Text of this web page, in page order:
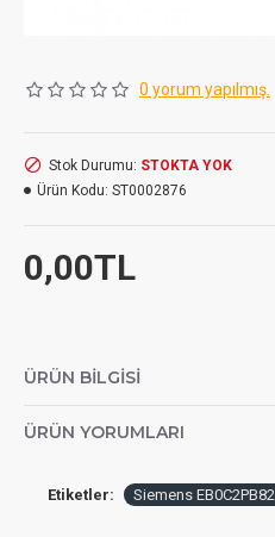
0 yorum yapılmış.
0,00TL
Stok Durumu: STOKTA YOK
Ürün Kodu: ST0002876
ÜRÜN BILGISI
ÜRÜN YORUMLARI
Etiketler: Siemens